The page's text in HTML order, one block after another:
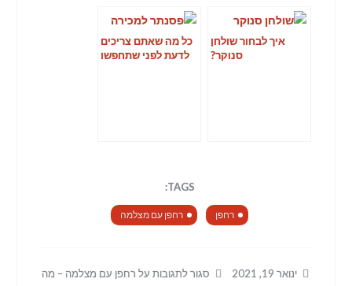
איך לבחור שולחן
סנוקר?
כל מה שאתם צריכים
לדעת לפני שתחפשו
TAGS:
רחפן רחפן עם מצלמה
ינואר 19, 2021 סגור לתגובות על רחפן עם מצלמה – מה